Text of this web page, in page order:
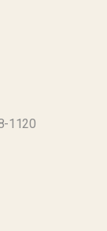
1120